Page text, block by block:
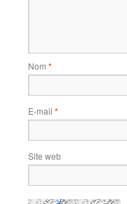
Nom *
E-mail *
Site web